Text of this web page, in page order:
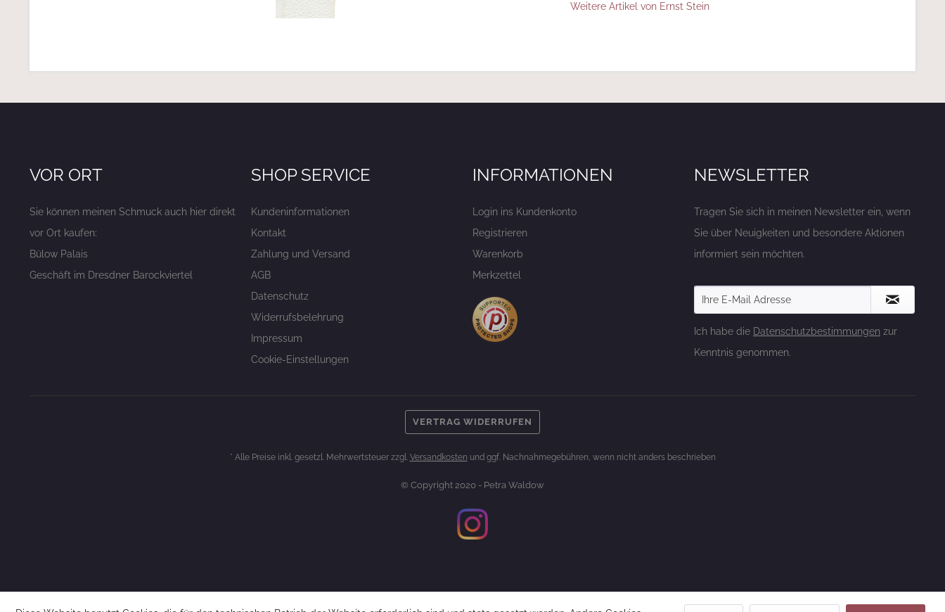
Weitere Artikel von Ernst Stein
VOR ORT
Sie können meinen Schmuck auch hier direkt
vor Ort kaufen:
Bülow Palais
Geschäft im Dresdner Barockviertel
SHOP SERVICE
Kundeninformationen
Kontakt
Zahlung und Versand
AGB
Datenschutz
Widerrufsbelehrung
Impressum
Cookie-Einstellungen
INFORMATIONEN
Login ins Kundenkonto
Registrieren
Warenkorb
Merkzettel
NEWSLETTER
Tragen Sie sich in meinen Newsletter ein, wenn
Sie über Neuigkeiten und besondere Aktionen
informiert sein möchten.
Ich habe die Datenschutzbestimmungen zur
Kenntnis genommen.
VERTRAG WIDERRUFEN
* Alle Preise inkl. gesetzl. Mehrwertsteuer zzgl. Versandkosten und ggf. Nachnahmegebühren, wenn nicht anders beschrieben
© Copyright 2020 - Petra Waldow